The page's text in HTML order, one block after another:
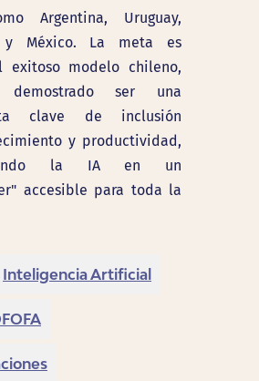
Argentina, Uruguay,
y México. La meta es
exitoso modelo chileno,
ser una
clave de inclusión
y productividad,
la IA en un
accesible para toda la
Inteligencia Artificial